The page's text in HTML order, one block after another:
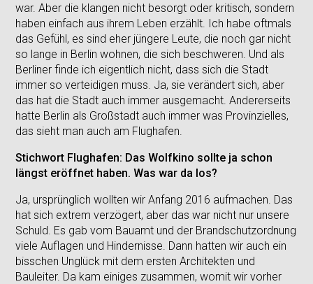
war. Aber die klangen nicht besorgt oder kritisch, sondern
haben einfach aus ihrem Leben erzählt. Ich habe oftmals
das Gefühl, es sind eher jüngere Leute, die noch gar nicht
so lange in Berlin wohnen, die sich beschweren. Und als
Berliner finde ich eigentlich nicht, dass sich die Stadt
immer so verteidigen muss. Ja, sie verändert sich, aber
das hat die Stadt auch immer ausgemacht. Andererseits
hatte Berlin als Großstadt auch immer was Provinzielles,
das sieht man auch am Flughafen.
Stichwort Flughafen: Das Wolfkino sollte ja schon
längst eröffnet haben. Was war da los?
Ja, ursprünglich wollten wir Anfang 2016 aufmachen. Das
hat sich extrem verzögert, aber das war nicht nur unsere
Schuld. Es gab vom Bauamt und der Brandschutzordnung
viele Auflagen und Hindernisse. Dann hatten wir auch ein
bisschen Unglück mit dem ersten Architekten und
Bauleiter. Da kam einiges zusammen, womit wir vorher